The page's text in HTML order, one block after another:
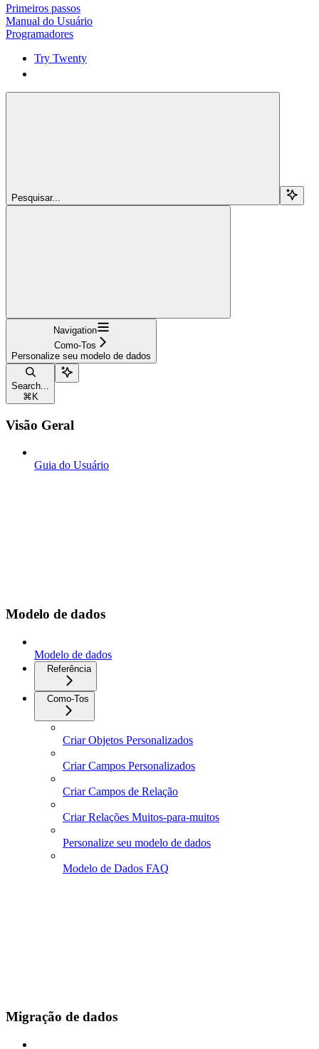
Primeiros passos
Manual do Usuário
Programadores
Try Twenty
Pesquisar...
Navigation
Como-Tos
Personalize seu modelo de dados
Search...
⌘ K
Visão Geral
Guia do Usuário
Modelo de dados
Modelo de dados
Referência
Como-Tos
Criar Objetos Personalizados
Criar Campos Personalizados
Criar Campos de Relação
Criar Relações Muitos-para-muitos
Personalize seu modelo de dados
Modelo de Dados FAQ
Migração de dados